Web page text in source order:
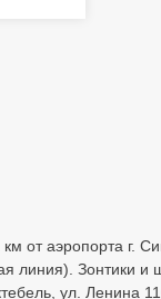
от аэропорта г.
линия). Зонтики и
ул. Ленина